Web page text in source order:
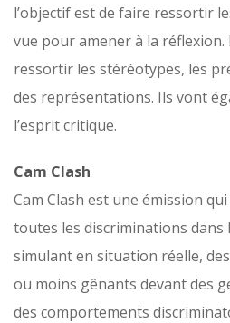
l’objectif est de faire ressortir
vue pour amener à la
ressortir les stéréotypes, les
des représentations. Ils vont
l’esprit critique.
Cam Clash
Cam Clash est une émission
toutes les discriminations dans
simulant en situation réelle,
ou moins gênants devant des
des comportements